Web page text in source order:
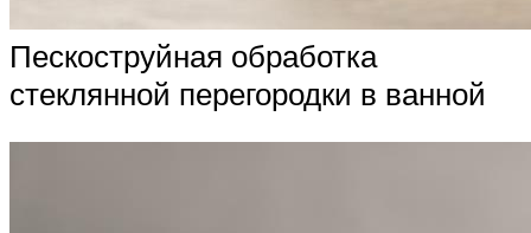
Пескоструйная обработка
стеклянной перегородки в ванной